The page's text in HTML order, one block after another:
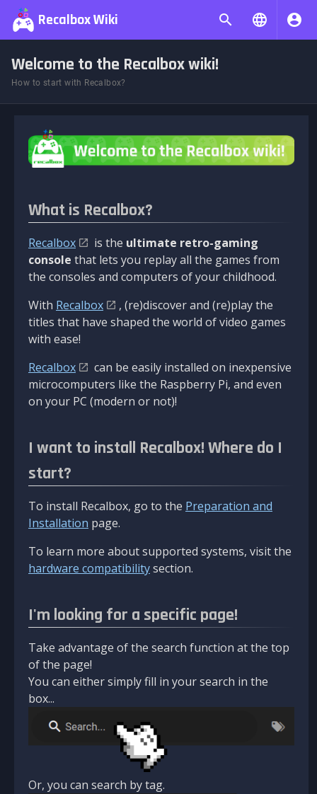
Recalbox Wiki
Welcome to the Recalbox wiki!
How to start with Recalbox?
What is Recalbox?
Recalbox is the ultimate retro-gaming
console that lets you replay all the games from
the consoles and computers of your childhood.
With Recalbox
, (re)discover and (re)play the
titles that have shaped the world of video games
with ease!
Recalbox
can be easily installed on inexpensive
microcomputers like the Raspberry Pi, and even
on your PC (modern or not)!
I want to install Recalbox! Where do I
start?
To install Recalbox, go to the Preparation and
Installation page.
To learn more about supported systems, visit the
hardware compatibilitysection.
I'm looking for a specific page!
Take advantage of the search function at the top
of the page!
You can either simply fill in your search in the
box...
Or, you can search by tag.